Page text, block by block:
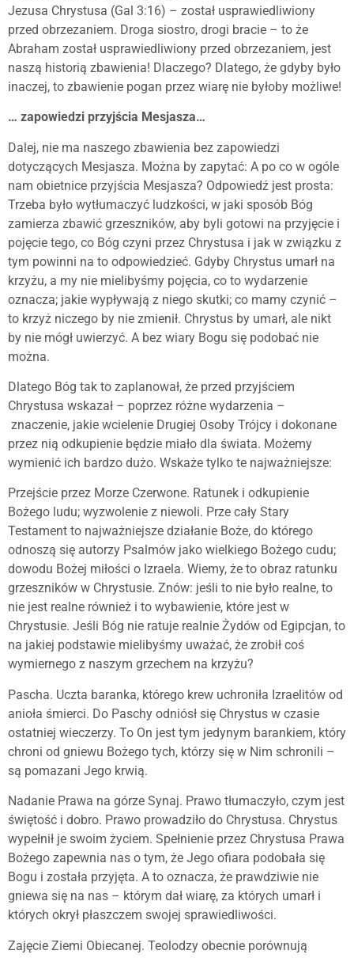
Jezusa Chrystusa (Gal 3:16) – został usprawiedliwiony
przed obrzezaniem. Droga siostro, drogi bracie – to że
Abraham został usprawiedliwiony przed obrzezaniem, jest
naszą historią zbawienia! Dlaczego? Dlatego, że gdyby było
inaczej, to zbawienie pogan przez wiarę nie byłoby możliwe!
… zapowiedzi przyjścia Mesjasza…
Dalej, nie ma naszego zbawienia bez zapowiedzi
dotyczących Mesjasza. Można by zapytać: A po co w ogóle
nam obietnice przyjścia Mesjasza? Odpowiedź jest prosta:
Trzeba było wytłumaczyć ludzkości, w jaki sposób Bóg
zamierza zbawić grzeszników, aby byli gotowi na przyjęcie i
pojęcie tego, co Bóg czyni przez Chrystusa i jak w związku z
tym powinni na to odpowiedzieć. Gdyby Chrystus umarł na
krzyżu, a my nie mielibyśmy pojęcia, co to wydarzenie
oznacza; jakie wypływają z niego skutki; co mamy czynić –
to krzyż niczego by nie zmienił. Chrystus by umarł, ale nikt
by nie mógł uwierzyć. A bez wiary Bogu się podobać nie
można.
Dlatego Bóg tak to zaplanował, że przed przyjściem
Chrystusa wskazał – poprzez różne wydarzenia –
znaczenie, jakie wcielenie Drugiej Osoby Trójcy i dokonane
przez nią odkupienie będzie miało dla świata. Możemy
wymienić ich bardzo dużo. Wskaże tylko te najważniejsze:
Przejście przez Morze Czerwone. Ratunek i odkupienie
Bożego ludu; wyzwolenie z niewoli. Prze cały Stary
Testament to najważniejsze działanie Boże, do którego
odnoszą się autorzy Psalmów jako wielkiego Bożego cudu;
dowodu Bożej miłości o Izraela. Wiemy, że to obraz ratunku
grzeszników w Chrystusie. Znów: jeśli to nie było realne, to
nie jest realne również i to wybawienie, które jest w
Chrystusie. Jeśli Bóg nie ratuje realnie Żydów od Egipcjan, to
na jakiej podstawie mielibyśmy uważać, że zrobił coś
wymiernego z naszym grzechem na krzyżu?
Pascha. Uczta baranka, którego krew uchroniła Izraelitów od
anioła śmierci. Do Paschy odniósł się Chrystus w czasie
ostatniej wieczerzy. To On jest tym jedynym barankiem, który
chroni od gniewu Bożego tych, którzy się w Nim schronili –
są pomazani Jego krwią.
Nadanie Prawa na górze Synaj. Prawo tłumaczyło, czym jest
świętość i dobro. Prawo prowadziło do Chrystusa. Chrystus
wypełnił je swoim życiem. Spełnienie przez Chrystusa Prawa
Bożego zapewnia nas o tym, że Jego ofiara podobała się
Bogu i została przyjęta. A to oznacza, że prawdziwie nie
gniewa się na nas – którym dał wiarę, za których umarł i
których okrył płaszczem swojej sprawiedliwości.
Zajęcie Ziemi Obiecanej. Teolodzy obecnie porównują